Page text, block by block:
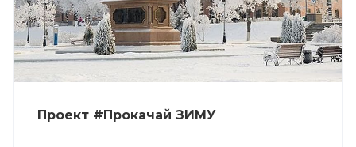
Проект #Прокачай ЗИМУ